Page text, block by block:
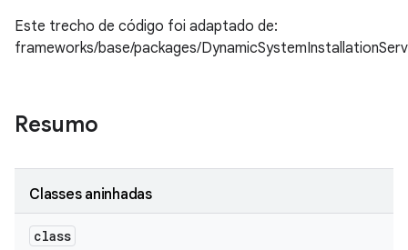
Este trecho de código foi adaptado de:
frameworks/base/packages/
Resumo
Classes aninhadas
class